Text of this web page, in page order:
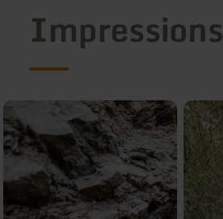
Impressions